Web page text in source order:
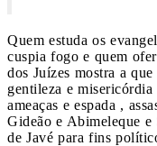
Quem estuda os
cuspia fogo e quem
dos Juízes mostra a
gentileza e
ameaças e espada ,
Gideão e Abimeleque e
de Javé para fins